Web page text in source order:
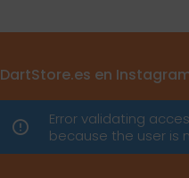
DartStore.es en
Error validating
because the user is